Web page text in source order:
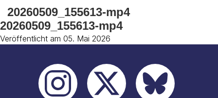
20260509_155613-mp4
20260509_155613-mp4
Veröffentlicht am 05. Mai 2026